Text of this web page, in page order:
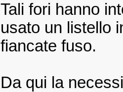
Tali fori hanno
usato un listello
fiancate fuso.
Da qui la